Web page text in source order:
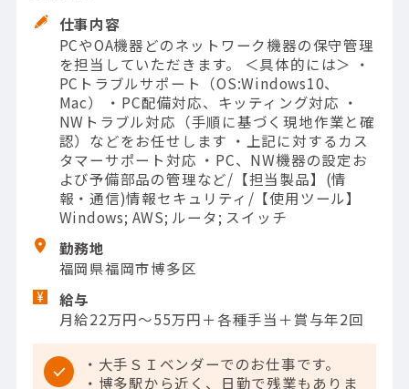
仕事内容
PCやOA機器どのネットワーク機器の保守管理
を担当していただきます。 ＜具体的には＞ ・
PCトラブルサポート（OS:Windows10、
Mac） ・PC配備対応、キッティング対応 ・
NWトラブル対応（手順に基づく現地作業と確
認）などをお任せします ・上記に対するカス
タマーサポート対応 ・PC、NW機器の設定お
よび予備部品の管理など/【担当製品】(情
報・通信)情報セキュリティ/【使用ツール】
Windows; AWS; ルータ; スイッチ
勤務地
福岡県福岡市博多区
給与
月給22万円～55万円＋各種手当＋賞与年2回
・大手ＳＩベンダーでのお仕事です。
・博多駅から近く、日勤で残業もありま